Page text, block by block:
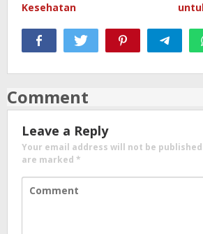
Kesehatan
Comment
Leave a Reply
Your email address will not be
are marked *